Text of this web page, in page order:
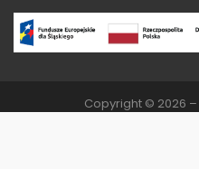
Copyright © 2026 –